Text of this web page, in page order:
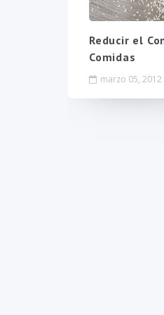
Reducir el
Comidas
marzo 05, 2012